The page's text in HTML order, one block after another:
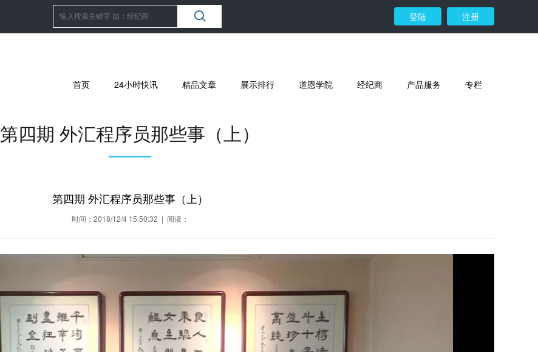
登陆 注册
首页 24小时快讯 精品文章 展示排行 道恩学院 经纪商 产品服务 专栏
第四期 外汇程序员那些事（上）
第四期 外汇程序员那些事（上）
时间：2018/12/4 15:50:32 | 阅读：